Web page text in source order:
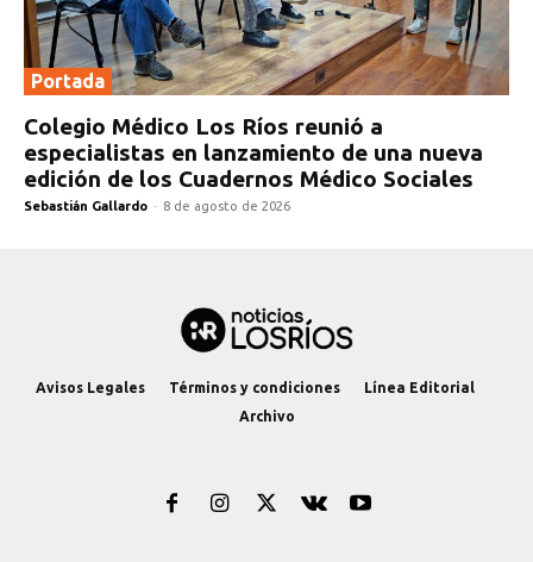
Portada
Colegio Médico Los Ríos reunió a
especialistas en lanzamiento de una nueva
edición de los Cuadernos Médico Sociales
Sebastián Gallardo - 8 de agosto de 2026
Avisos Legales Términos y condiciones
Línea Editorial
Archivo